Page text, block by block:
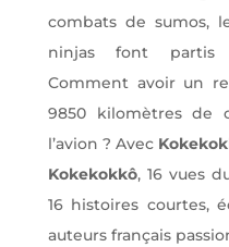
combats de sumos,
ninjas font partis
Comment avoir un
9850 kilomètres de
l’avion ? Avec
Kokekokkô, 16 vues
16 histoires courtes,
auteurs français